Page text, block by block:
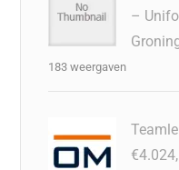
–
183 weergaven